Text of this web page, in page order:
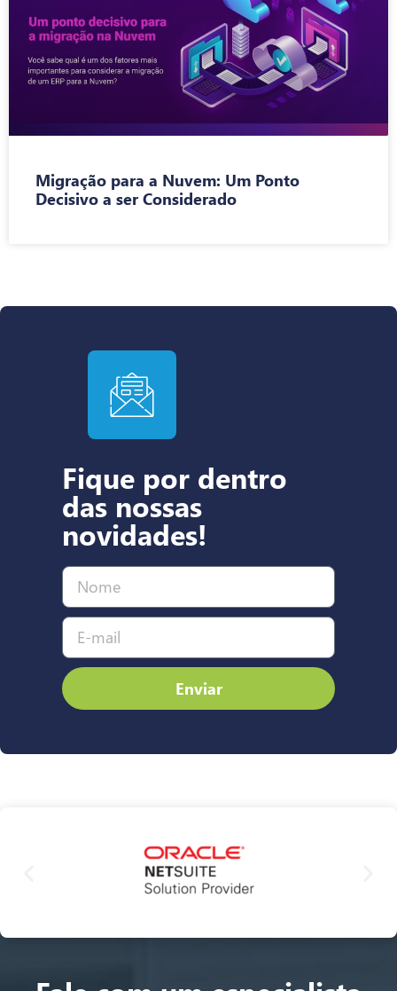
Migração para a Nuvem: Um Ponto
Decisivo a ser Considerado
Fique por dentro
das nossas
novidades!
Enviar